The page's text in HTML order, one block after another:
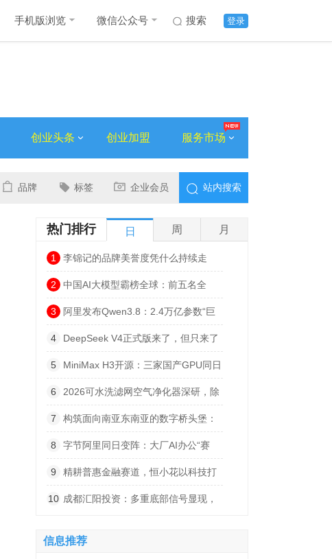
登录
搜索
手机版浏览 微信公众号
创业头条 创业加盟 服务市场
品牌 标签 企业会员 站内搜索
热门排行 日 周 月
1 李锦记的品牌美誉度凭什么持续走
高？因为可持续“李”想计划让它和消费
者“玩”在了一起
2 中国AI大模型霸榜全球：前五名全
是“中国造”
3 阿里发布Qwen3.8：2.4万亿参数“巨
无霸”来了，下周开源
4 DeepSeek V4正式版来了，但只来了
一半
5 MiniMax H3开源：三家国产GPU同日
完成适配，国产算力生态加速闭合
6 2026可水洗滤网空气净化器深研，除
甲醛日常净化实力实测对比
7 构筑面向南亚东南亚的数字桥头堡：
悍铭万卡GPU集群的战略纵深
8 字节阿里同日变阵：大厂AI办公“赛
马”终结，入口大战全面打响
9 精耕普惠金融赛道，恒小花以科技打
通实体融资梗阻
10 成都汇阳投资：多重底部信号显现，
信息推荐